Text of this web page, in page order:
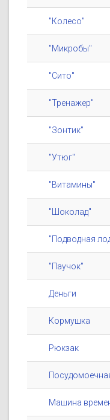
"Колесо"
"Микробы"
"Сито"
"Тренажер"
"Зонтик"
"Утюг"
"Витамины"
"Шоколад"
"Подводная
"Паучок"
Деньги
Кормушка
Рюкзак
Машина